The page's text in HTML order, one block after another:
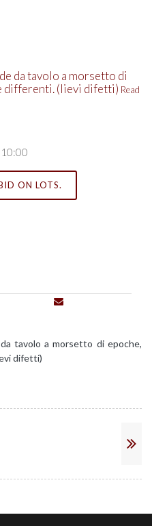
da tavolo a morsetto di
differenti. (lievi difetti) Read
ON LOTS.
tavolo a morsetto di epoche,
difetti)